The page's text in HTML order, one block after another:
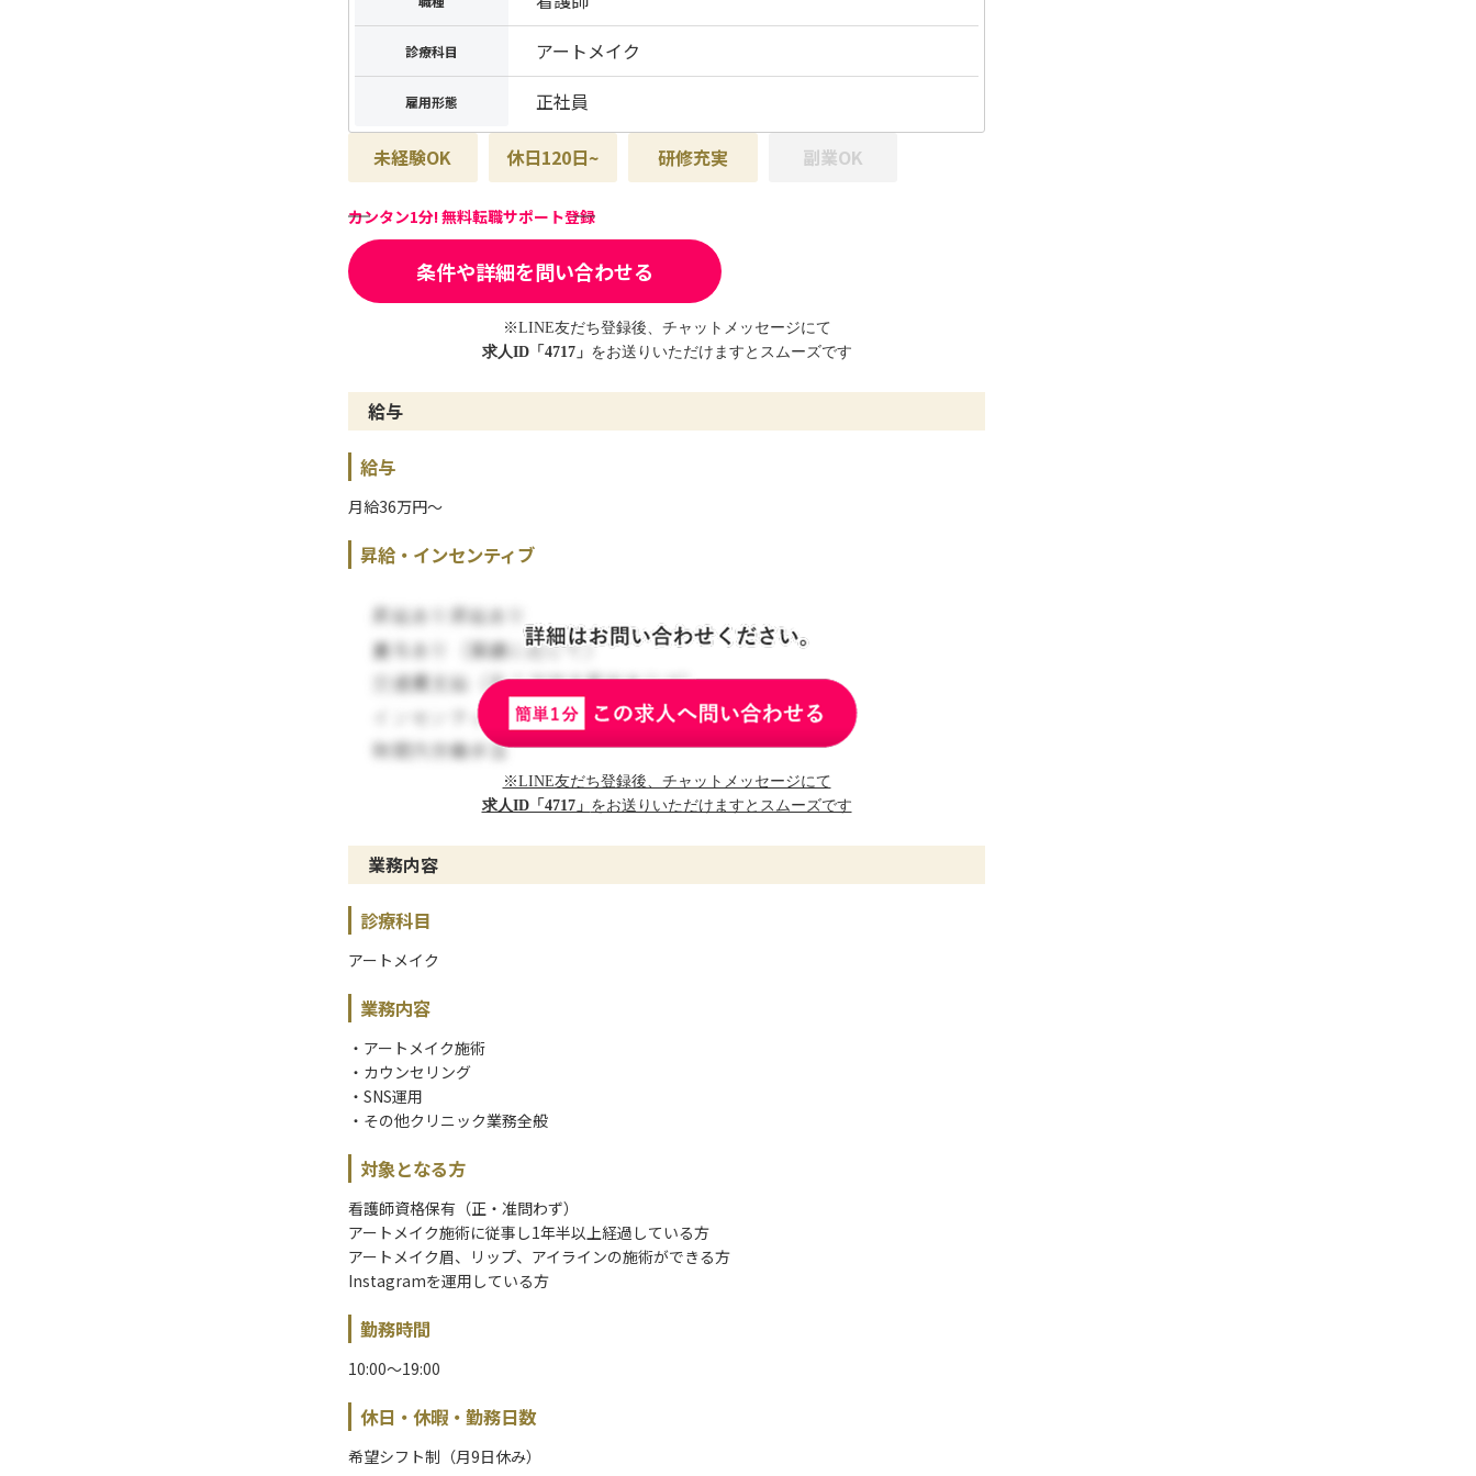
診療科目 アートメイク
雇用形態 正社員
未経験OK 休日120日~ 研修充実 副業OK
カンタン1分! 無料転職サポート登録
条件や詳細を問い合わせる
※LINE友だち登録後、チャットメッセージにて
求人ID「4717」 をお送りいただけますとスムーズです
給与
給与
月給36万円〜
昇給・インセンティブ
※LINE友だち登録後、チャットメッセージにて
求人ID「4717」 をお送りいただけますとスムーズです
業務内容
診療科目
アートメイク
業務内容
・アートメイク施術
・カウンセリング
・SNS運用
・その他クリニック業務全般
対象となる方
看護師資格保有（正・准問わず）
アートメイク施術に従事し1年半以上経過している方
アートメイク眉、リップ、アイラインの施術ができる方
Instagramを運用している方
勤務時間
10:00～19:00
休日・休暇・勤務日数
希望シフト制（月9日休み）